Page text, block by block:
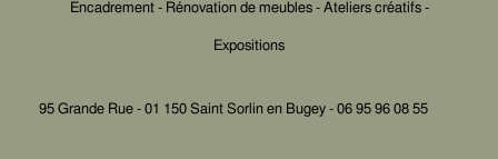
Encadrement - Rénovation de meubles - Ateliers créatifs -
Expositions
95 Grande Rue - 01 150 Saint Sorlin en Bugey - 06 95 96 08 55